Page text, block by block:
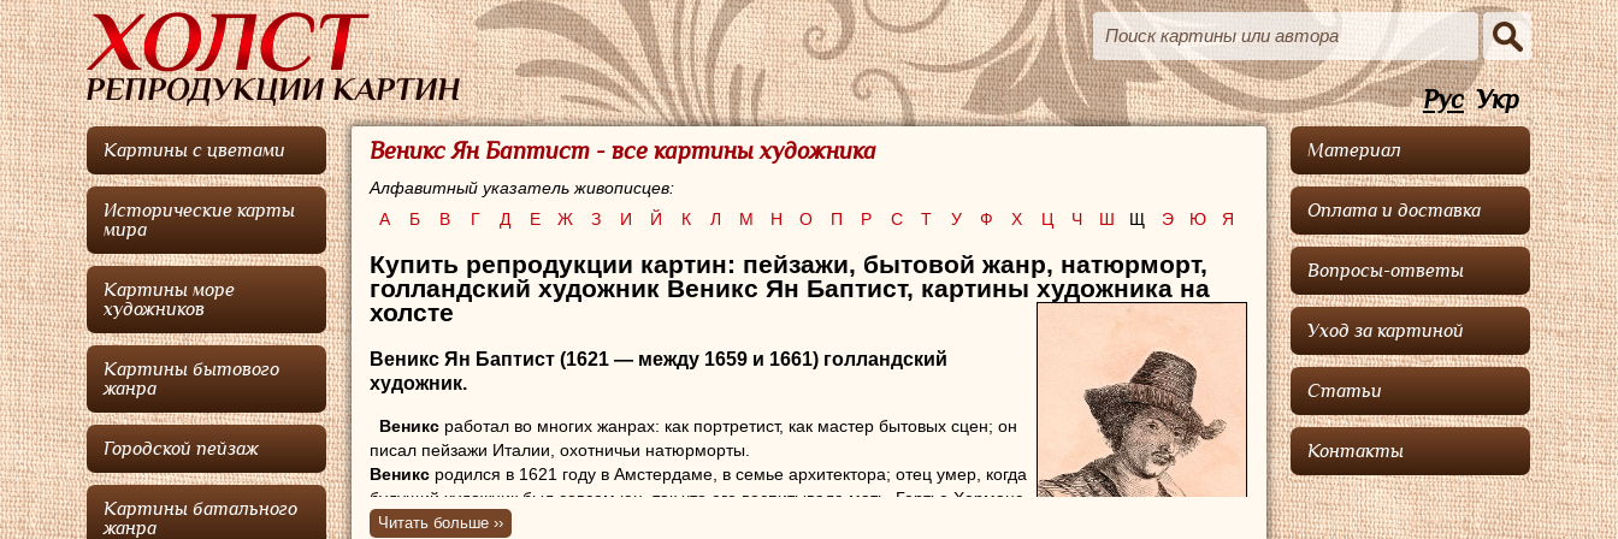
Рус Укр
Картины с цветами
Исторические карты
мира
Картины море
художников
Картины бытового
жанра
Городской пейзаж
Картины батального
жанра
Веникс Ян Баптист - все картины художника
Алфавитный указатель живописцев:
А
Б В Г Д Е Ж З И Й К Л М Н О П Р С Т У Ф Х Ц Ч Ш Щ Э Ю Я
Купить репродукции картин: пейзажи, бытовой жанр, натюрморт,
голландский художник Веникс Ян Баптист, картины художника на
холсте
Веникс Ян Баптист (1621 — между 1659 и 1661) голландский
художник.
Веникс работал во многих жанрах: как портретист, как мастер бытовых сцен; он
писал пейзажи Италии, охотничьи натюрморты.
Веникс родился в 1621 году в Амстердаме, в семье архитектора; отец умер, когда
будущий художник был совсем юн, так что его воспитывала мать, Гертье Херманс.
С детства Ян Баптист страдал от заикания.
Читать больше ››
Материал
Оплата и доставка
Вопросы-ответы
Уход за картиной
Статьи
Контакты